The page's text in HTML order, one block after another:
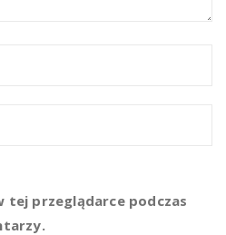
tej przeglądarce podczas